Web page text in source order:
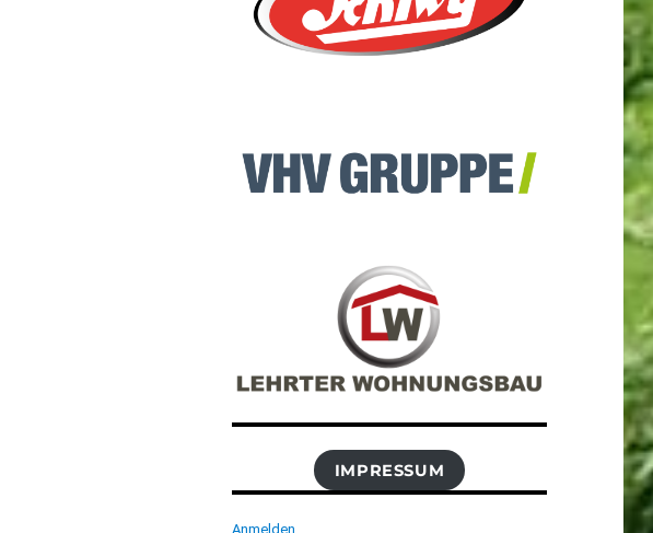
IMPRESSUM
Anmelden